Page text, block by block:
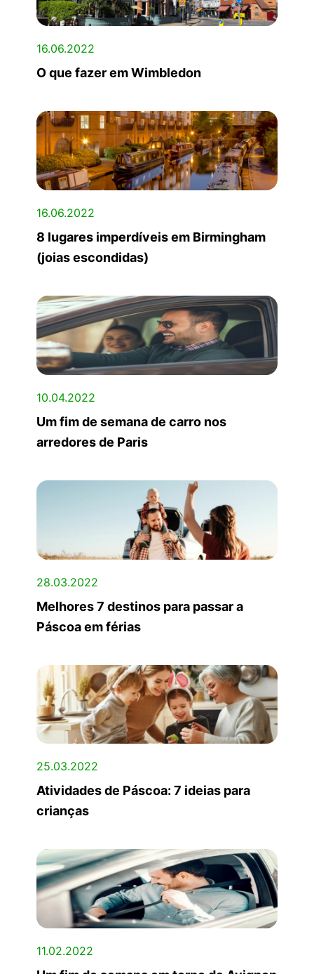
16.06.2022
O que fazer em Wimbledon
16.06.2022
8 lugares imperdíveis em Birmingham
(joias escondidas)
10.04.2022
Um fim de semana de carro nos
arredores de Paris
28.03.2022
Melhores 7 destinos para passar a
Páscoa em férias
25.03.2022
Atividades de Páscoa: 7 ideias para
crianças
11.02.2022